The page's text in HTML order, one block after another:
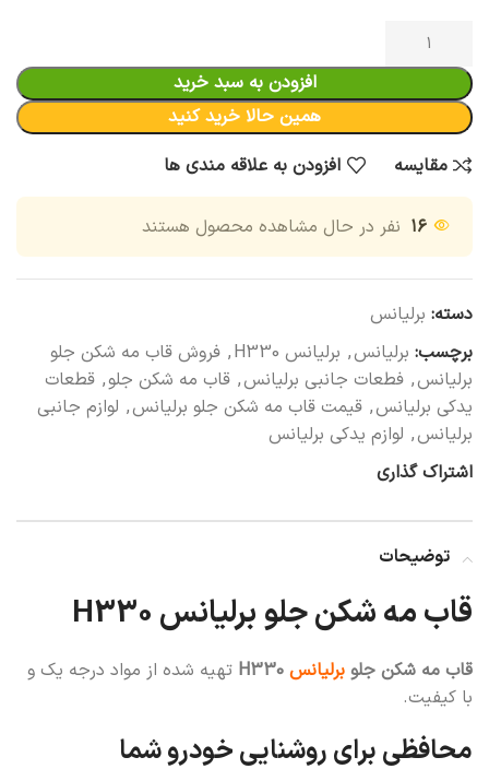
افزودن به سبد خرید
همین حالا خرید کنید
مقایسه
افزودن به علاقه مندی ها
۱۶ نفر در حال مشاهده محصول هستند
دسته: برلیانس
برچسب: برلیانس, برلیانس H330 , فروش قاب مه شکن جلو
برلیانس, فطعات جانبی برلیانس, قاب مه شکن جلو, قطعات
یدکی برلیانس, قیمت قاب مه شکن جلو برلیانس, لوازم جانبی
برلیانس, لوازم یدکی برلیانس
اشتراک گذاری
توضیحات
قاب مه شکن جلو برلیانس H330
قاب مه شکن جلو برلیانس H330 تهیه شده از مواد درجه یک و
با کیفیت.
محافظی برای روشنایی خودرو شما